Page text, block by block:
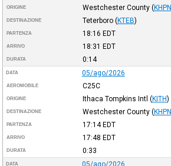
ORIGINE Westchester County (KHPN
DESTINAZIONE Teterboro (KTEB)
PARTENZA 18:16 EDT
ARRIVO 18:31 EDT
DURATA 0:14
DATA 05/ago/2026
AEROMOBILE C25C
ORIGINE Ithaca Tompkins Intl (KITH)
DESTINAZIONE Westchester County (KHPN
PARTENZA 17:14 EDT
ARRIVO 17:48 EDT
DURATA 0:33
DATA